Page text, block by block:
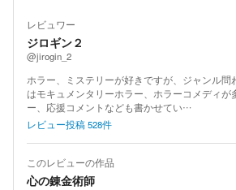
レビュワー
ジロギン２
@jirogin_2
ホラー、ミステリーが好きですが、ジャンル問
はモキュメンタリーホラー、ホラーコメディが
ー、応援コメントなども書かせてい…
レビュー投稿528件
このレビューの作品
心の錬金術師